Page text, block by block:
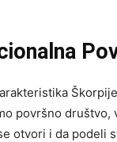
površno
otvori i da podeli